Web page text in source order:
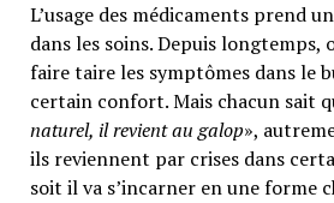
L’usage des médicaments prend
dans les soins. Depuis longtemps,
faire taire les symptômes dans le
certain confort. Mais chacun sait
naturel, il revient au galop»,
ils reviennent par crises dans
soit il va s’incarner en une forme